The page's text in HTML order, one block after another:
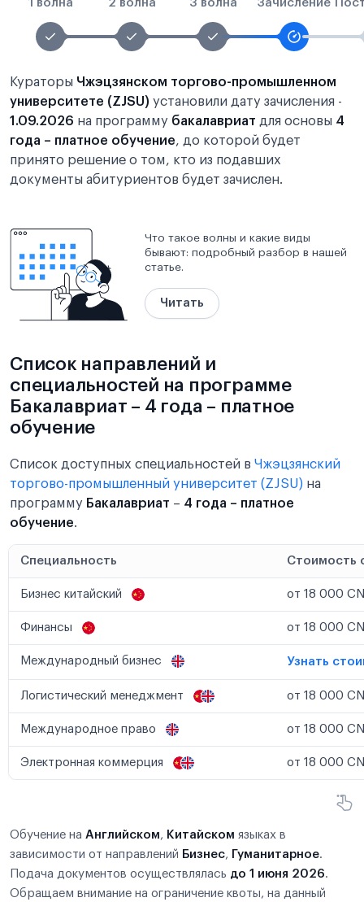
1 волна 2 волна 3 волна Зачисление
Кураторы Чжэцзянском торгово-промышленном
университете (ZJSU) установили дату зачисления -
1.09.2026 на программу бакалавриат для основы 4
года – платное обучение, до которой будет
принято решение о том, кто из подавших
документы абитуриентов будет зачислен.
Что такое волны и какие виды
бывают: подробный разбор в нашей
статье.
Читать
Список направлений и
специальностей на программе
Бакалавриат – 4 года – платное
обучение
Список доступных специальностей в Чжэцзянский
торгово-промышленный университет (ZJSU) на
программу Бакалавриат – 4 года – платное
обучение.
Специальность Стоимость
Бизнес китайский от 18 000
Финансы от 18 000
Международный бизнес Узнать
Логистический менеджмент от 18 000
Международное право от 18 000
Электронная коммерция от 18 000
Обучение на Английском, Китайском языках в
зависимости от направлений Бизнес, Гуманитарное.
Подача документов осуществлялась до 1 июня 2026.
Обращаем внимание на ограничение квоты, на данный